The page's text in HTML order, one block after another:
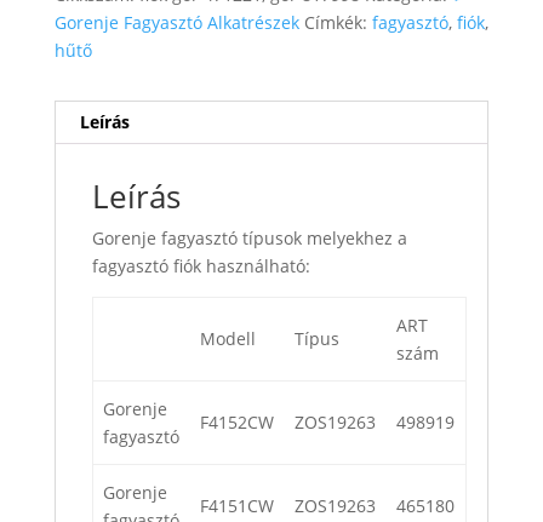
Gorenje Fagyasztó Alkatrészek Címkék: fagyasztó, fiók,
hűtő
Leírás
Leírás
Gorenje fagyasztó típusok melyekhez a
fagyasztó fiók használható:
Modell Típus
ART
szám
Gorenje
fagyasztó
F4152CW ZOS19263 498919
Gorenje
F4151CW ZOS19263 465180